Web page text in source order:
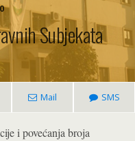
Subjekata
Mail SMS
i povećanja broja